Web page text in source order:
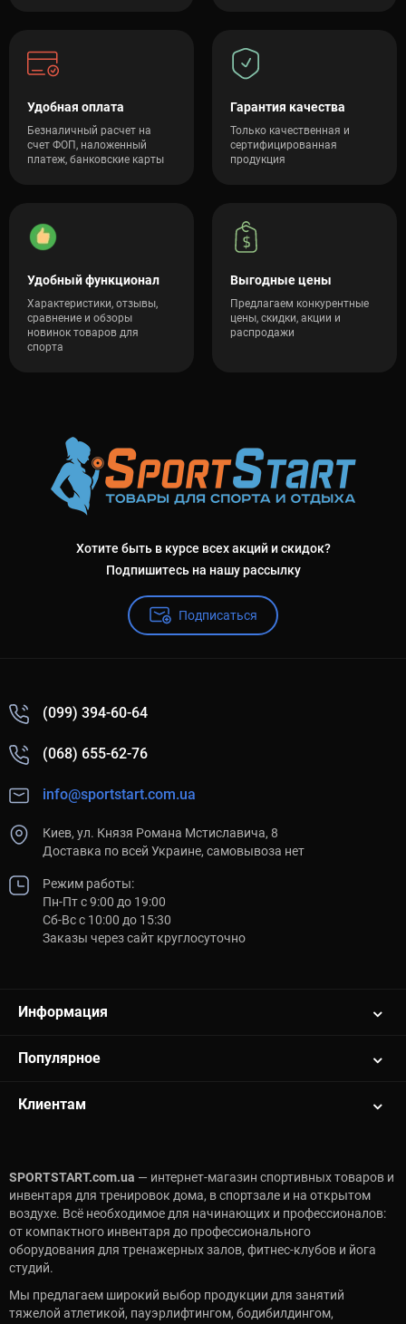
Удобная оплата
Безналичный расчет на
счет ФОП, наложенный
платеж, банковские карты
Гарантия качества
Только качественная и
сертифицированная
продукция
Удобный функционал
Характеристики, отзывы,
сравнение и обзоры
новинок товаров для
спорта
Выгодные цены
Предлагаем конкурентные
цены, скидки, акции и
распродажи
Хотите быть в курсе всех акций и скидок?
Подпишитесь на нашу рассылку
Подписаться
(099) 394-60-64
(068) 655-62-76
info@sportstart.com.ua
Киев, ул. Князя Романа Мстиславича, 8
Доставка по всей Украине, самовывоза нет
Режим работы:
Пн-Пт с 9:00 до 19:00
Сб-Вс с 10:00 до 15:30
Заказы через сайт круглосуточно
Информация
Популярное
Клиентам
SPORTSTART.com.ua — интернет-магазин спортивных товаров и
инвентаря для тренировок дома, в спортзале и на открытом
воздухе. Всё необходимое для начинающих и профессионалов:
от компактного инвентаря до профессионального
оборудования для тренажерных залов, фитнес-клубов и йога
студий.
Мы предлагаем широкий выбор продукции для занятий
тяжелой атлетикой, пауэрлифтингом, бодибилдингом,